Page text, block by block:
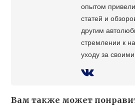
опытом
статей и
другим
стремлении к
уходу за
Вам также может